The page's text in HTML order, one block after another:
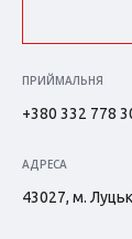
ПРИЙМАЛЬНЯ
+380 332 778
АДРЕСА
43027, м.